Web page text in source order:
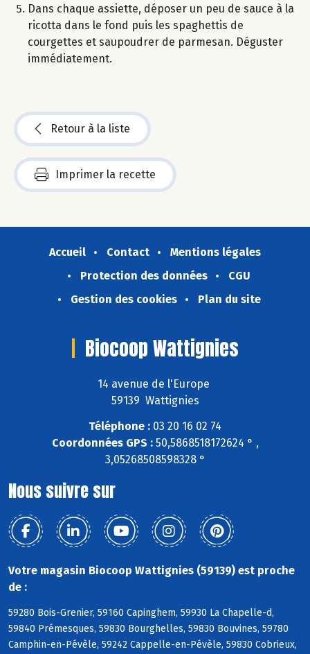
Dans chaque assiette, déposer un peu de sauce à la
ricotta dans le fond puis les spaghettis de
courgettes et saupoudrer de parmesan. Déguster
immédiatement.
Retour à la liste
Imprimer la recette
Accueil Contact
Mentions légales
Protection des données
CGU
Gestion des cookies
Plan du site
Biocoop Wattignies
14 avenue de l'Europe
59139 Wattignies
Téléphone : 03 20 16 02 74
Coordonnées GPS :50,5868518172624 ° ,
3,05268508598328 °
Nous suivre sur
Votre magasin Biocoop Wattignies (59139) est proche
de :
59280 Bois-Grenier, 59160 Capinghem, 59930 La Chapelle-d,
59840 Prémesques, 59830 Bourghelles, 59830 Bouvines, 59780
Camphin-en-Pévèle, 59242 Cappelle-en-Pévèle, 59830 Cobrieux,